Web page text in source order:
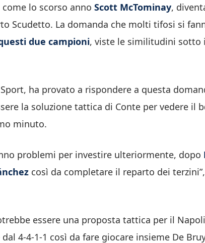
lo scorso anno Scott McTominay,
Scudetto. La domanda che molti tifosi si
due campioni, viste le similitudini sotto
ha provato a rispondere a questa
la soluzione tattica di Conte per vedere il
minuto.
problemi per investire ulteriormente, dopo
così da completare il reparto dei
essere una proposta tattica per il
4-4-1-1 così da fare giocare insieme De